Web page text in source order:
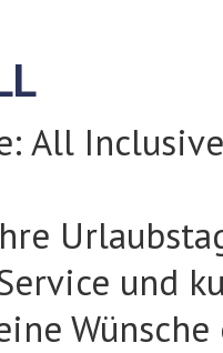
All
und